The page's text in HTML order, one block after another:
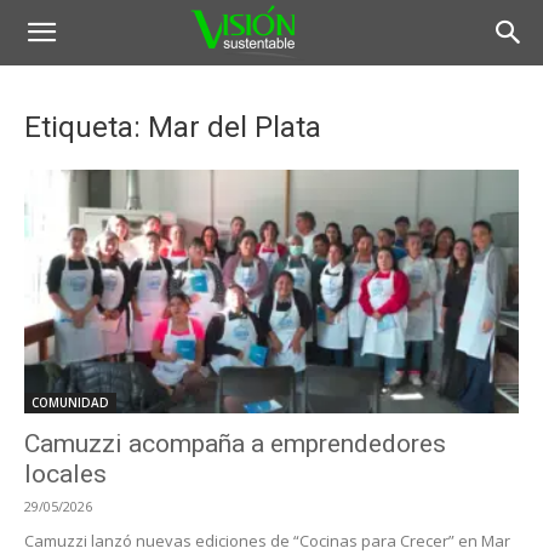
Etiqueta: Mar del Plata
COMUNIDAD
Camuzzi acompaña a emprendedores
locales
29/05/2026
Camuzzi lanzó nuevas ediciones de “Cocinas para Crecer” en Mar